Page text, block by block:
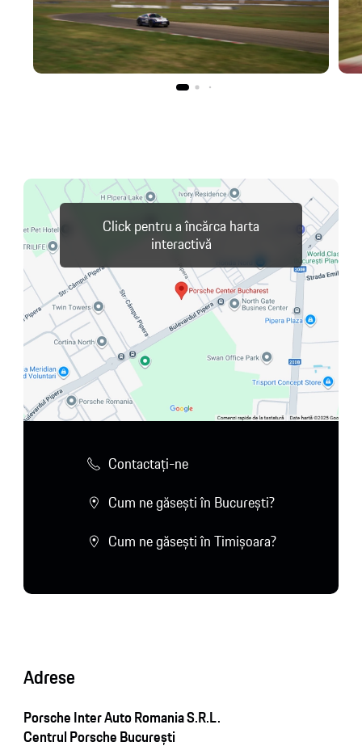
Click pentru a încărca harta
interactivă
Contactaţi-ne
Cum ne găsești în București?
Cum ne găsești în Timișoara?
Adrese
Porsche Inter Auto Romania S.R.L.
Centrul Porsche București